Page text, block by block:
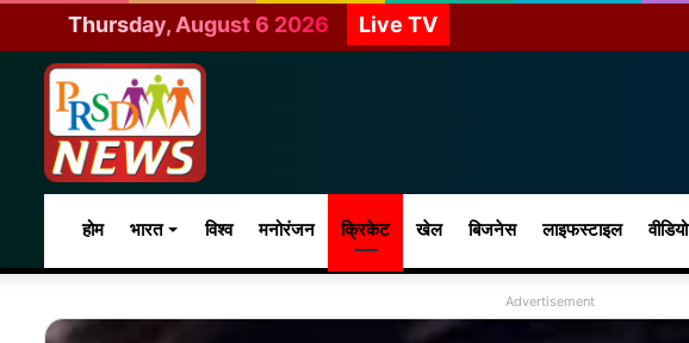
Thursday, August 6 2026 Live TV
होम भारत विश्व मनोरंजन क्रिकेट खेल बिजनेस लाइफस्टाइल वीडियो
Advertisement